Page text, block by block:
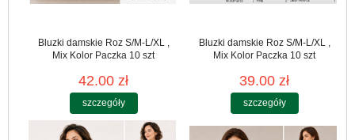
Bluzki damskie Roz S/M-L/XL ,
Mix Kolor Paczka 10 szt
42.00 zł
szczegóły
Bluzki damskie Roz S/M-L/XL ,
Mix Kolor Paczka 10 szt
39.00 zł
szczegóły